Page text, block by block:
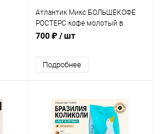
Атлантик Микс БОЛЬШЕКОФЕ
РОСТЕРС кофе молотый в
капсулах Nespresso, упак. 15 шт.
700 ₽/ шт
Подробнее